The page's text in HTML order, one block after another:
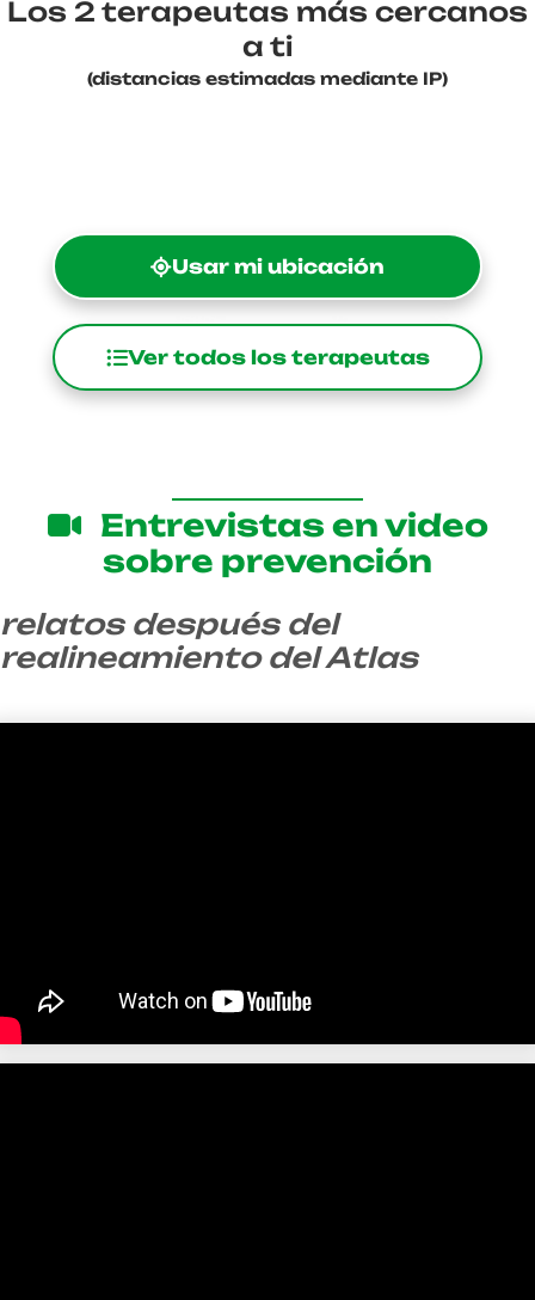
Los 2 terapeutas más cercanos
a ti
(distancias estimadas mediante IP)
Usar mi ubicación
Ver todos los terapeutas
Entrevistas en video
sobre prevención
relatos después del
realineamiento del Atlas